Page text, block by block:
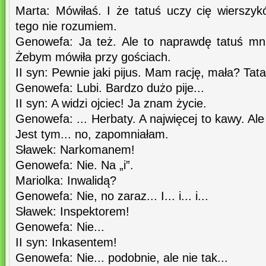
Marta: Mówiłaś. I że tatuś uczy cię
tego nie rozumiem.
Genowefa: Ja też. Ale to naprawdę tatuś
Żebym mówiła przy gościach.
II syn: Pewnie jaki pijus. Mam rację, mała?
Genowefa: Lubi. Bardzo dużo pije...
II syn: A widzi ojciec! Ja znam życie.
Genowefa: ... Herbaty. A najwięcej to kawy.
Jest tym... no, zapomniałam.
Sławek: Narkomanem!
Genowefa: Nie. Na „i”.
Mariolka: Inwalidą?
Genowefa: Nie, no zaraz... I... i... i...
Sławek: Inspektorem!
Genowefa: Nie...
II syn: Inkasentem!
Genowefa: Nie... podobnie, ale nie tak...